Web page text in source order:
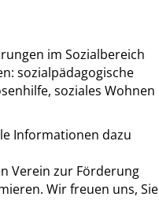
im Sozialbereich
sozialpädagogische
soziales Wohnen
Informationen dazu
Verein zur Förderung
Wir freuen uns, Sie